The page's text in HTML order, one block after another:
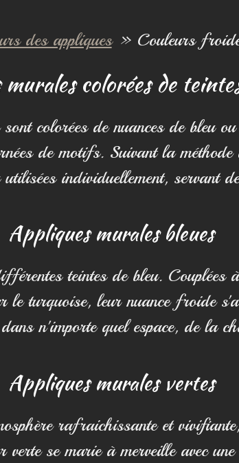
des appliques » Couleurs
colorées de
colorées de nuances de bleu
de motifs. Suivant la
utilisées individuellement,
Appliques murales bleues
teintes de bleu.
turquoise, leur nuance froide
n'importe quel espace, de la
Appliques murales vertes
rafraichissante et
se marie à merveille avec une